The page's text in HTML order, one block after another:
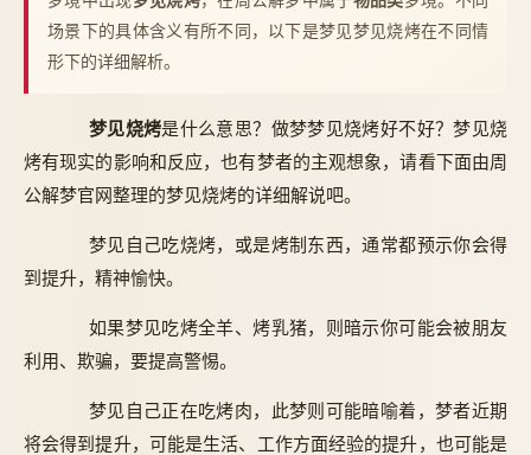
场景下的具体含义有所不同，以下是梦见梦见烧烤在不同情
形下的详细解析。
梦见烧烤是什么意思？做梦梦见烧烤好不好？梦见烧
烤有现实的影响和反应，也有梦者的主观想象，请看下面由周
公解梦官网整理的梦见烧烤的详细解说吧。
梦见自己吃烧烤，或是烤制东西，通常都预示你会得
到提升，精神愉快。
如果梦见吃烤全羊、烤乳猪，则暗示你可能会被朋友
利用、欺骗，要提高警惕。
梦见自己正在吃烤肉，此梦则可能暗喻着，梦者近期
将会得到提升，可能是生活、工作方面经验的提升，也可能是